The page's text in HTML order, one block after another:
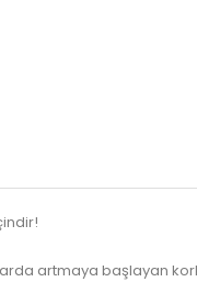
artmaya başlayan